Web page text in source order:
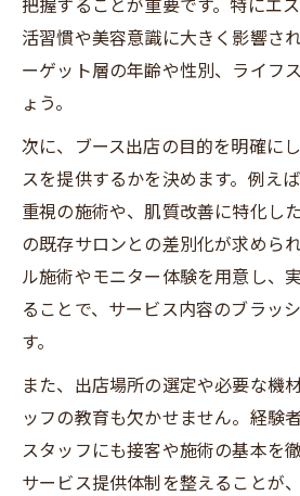
地域密着で伝えるエス
エステの強みを地域にア
エステサービスの魅力
口コミで広がるエステ
集客を高めるエステブース
エステブースで集客力
来店を促すエステブー
エステブースを活かす
エステの魅力が伝わるブ
施術内容や信頼性を伝える
エステ施術内容の具体
活習慣や美容意識に大きく影響さ
ーゲット層の年齢や性別、ライフ
ょう。
次に、ブース出店の目的を明確に
スを提供するかを決めます。例え
重視の施術や、肌質改善に特化し
の既存サロンとの差別化が求めら
ル施術やモニター体験を用意し、
ることで、サービス内容のブラッ
す。
また、出店場所の選定や必要な機
ッフの教育も欠かせません。経験
スタッフにも接客や施術の基本を
サービス提供体制を整えることが